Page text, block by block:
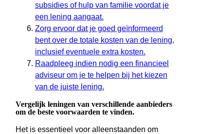
subsidies of hulp van familie voordat je
een lening aangaat.
Zorg ervoor dat je goed geïnformeerd
bent over de totale kosten van de lening,
inclusief eventuele extra kosten.
Raadpleeg indien nodig een financieel
adviseur om je te helpen bij het kiezen
van de juiste lening.
Vergelijk leningen van verschillende aanbieders
om de beste voorwaarden te vinden.
Het is essentieel voor alleenstaanden om